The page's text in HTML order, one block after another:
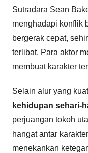
Sutradara Sean
menghadapi konflik
bergerak cepat,
terlibat. Para aktor
membuat karakter
Selain alur yang
kehidupan sehari-
perjuangan tokoh
hangat antar
menekankan